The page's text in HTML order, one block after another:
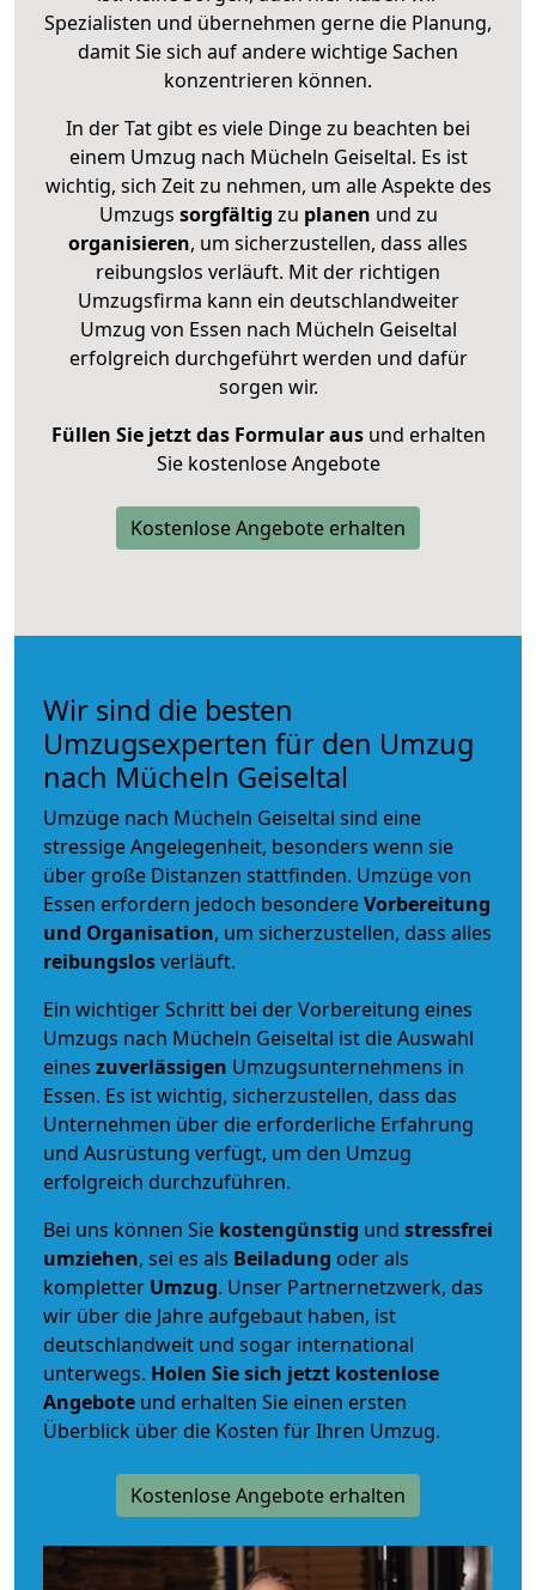
Spezialisten und übernehmen gerne die Planung,
damit Sie sich auf andere wichtige Sachen
konzentrieren können.
In der Tat gibt es viele Dinge zu beachten bei
einem Umzug nach Mücheln Geiseltal. Es ist
wichtig, sich Zeit zu nehmen, um alle Aspekte des
Umzugs sorgfältig zu planen und zu
organisieren, um sicherzustellen, dass alles
reibungslos verläuft. Mit der richtigen
Umzugsfirma kann ein deutschlandweiter
Umzug von Essen nach Mücheln Geiseltal
erfolgreich durchgeführt werden und dafür
sorgen wir.
Füllen Sie jetzt das Formular ausund erhalten
Sie kostenlose Angebote
Kostenlose Angebote erhalten
Wir sind die besten
Umzugsexperten für den Umzug
nach Mücheln Geiseltal
Umzüge nach Mücheln Geiseltal sind eine
stressige Angelegenheit, besonders wenn sie
über große Distanzen stattfinden. Umzüge von
Essen erfordern jedoch besondereVorbereitung
und Organisation, um sicherzustellen, dass alles
reibungslosverläuft.
Ein wichtiger Schritt bei der Vorbereitung eines
Umzugs nach Mücheln Geiseltal ist die Auswahl
eines zuverlässigen Umzugsunternehmens in
Essen. Es ist wichtig, sicherzustellen, dass das
Unternehmen über die erforderliche Erfahrung
und Ausrüstung verfügt, um den Umzug
erfolgreich durchzuführen.
Bei uns können Sie kostengünstig und stressfrei
umziehen, sei es als Beiladung oder als
kompletter Umzug. Unser Partnernetzwerk, das
wir über die Jahre aufgebaut haben, ist
deutschlandweit und sogar international
unterwegs. Holen Sie sich jetzt kostenlose
Angebote und erhalten Sie einen ersten
Überblick über die Kosten für Ihren Umzug.
Kostenlose Angebote erhalten